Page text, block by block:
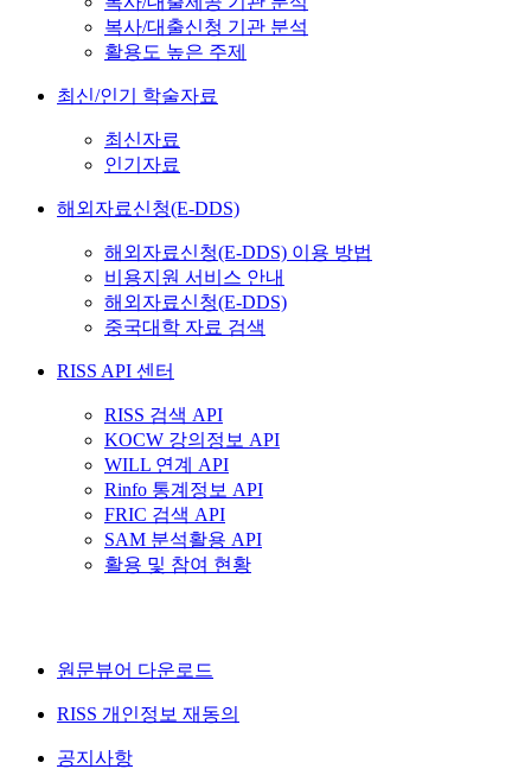
복사/대출신청 기관 분석
활용도 높은 주제
최신/인기 학술자료
최신자료
인기자료
해외자료신청(E-DDS)
해외자료신청(E-DDS) 이용 방법
비용지원 서비스 안내
해외자료신청(E-DDS)
중국대학 자료 검색
RISS API 센터
RISS 검색 API
KOCW 강의정보 API
WILL 연계 API
Rinfo 통계정보 API
FRIC 검색 API
SAM 분석활용 API
활용 및 참여 현황
원문뷰어 다운로드
RISS 개인정보 재동의
공지사항